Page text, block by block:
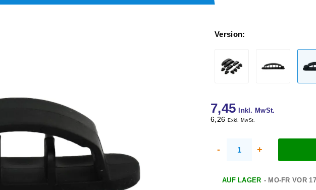
Version:
7,45
Inkl. MwSt.
6,26 Exkl. MwSt.
- +
AUF LAGER - MO-FR VOR